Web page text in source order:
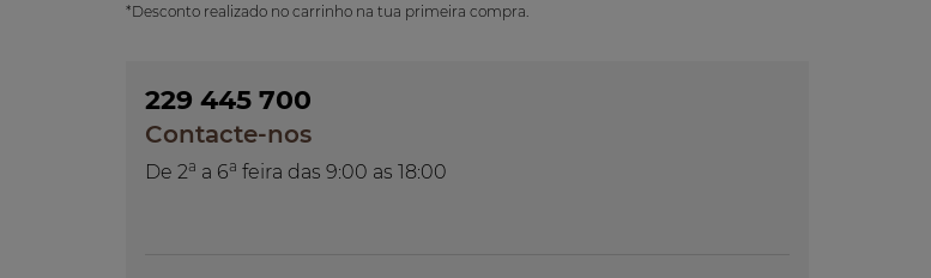
*Desconto realizado no carrinho na tua primeira compra.
229 445 700
Contacte-nos
De 2a a 6a feira das 9:00 as 18:00